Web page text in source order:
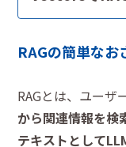
RAGの簡単なお
RAGとは、ユーザ
から関連情報を検
テキストとして